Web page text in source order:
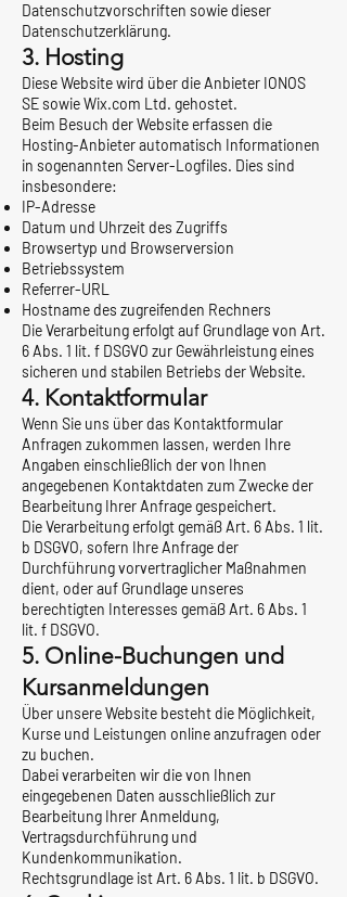
Datenschutzvorschriften sowie dieser
Datenschutzerklärung.
3. Hosting
Diese Website wird über die Anbieter IONOS
SE sowie Wix.com Ltd. gehostet.
Beim Besuch der Website erfassen die
Hosting-Anbieter automatisch Informationen
in sogenannten Server-Logfiles. Dies sind
insbesondere:
IP-Adresse
Datum und Uhrzeit des Zugriffs
Browsertyp und Browserversion
Betriebssystem
Referrer-URL
Hostname des zugreifenden Rechners
Die Verarbeitung erfolgt auf Grundlage von Art.
6 Abs. 1 lit. f DSGVO zur Gewährleistung eines
sicheren und stabilen Betriebs der Website.
4. Kontaktformular
Wenn Sie uns über das Kontaktformular
Anfragen zukommen lassen, werden Ihre
Angaben einschließlich der von Ihnen
angegebenen Kontaktdaten zum Zwecke der
Bearbeitung Ihrer Anfrage gespeichert.
Die Verarbeitung erfolgt gemäß Art. 6 Abs. 1 lit.
b DSGVO, sofern Ihre Anfrage der
Durchführung vorvertraglicher Maßnahmen
dient, oder auf Grundlage unseres
berechtigten Interesses gemäß Art. 6 Abs. 1
lit. f DSGVO.
5. Online-Buchungen und
Kursanmeldungen
Über unsere Website besteht die Möglichkeit,
Kurse und Leistungen online anzufragen oder
zu buchen.
Dabei verarbeiten wir die von Ihnen
eingegebenen Daten ausschließlich zur
Bearbeitung Ihrer Anmeldung,
Vertragsdurchführung und
Kundenkommunikation.
Rechtsgrundlage ist Art. 6 Abs. 1 lit. b DSGVO.